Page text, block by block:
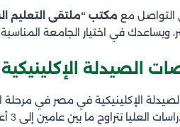
التواصل مع مكتب “ملتقى التعليم
ويساعدك في اختيار الجامعة
الصيدلة